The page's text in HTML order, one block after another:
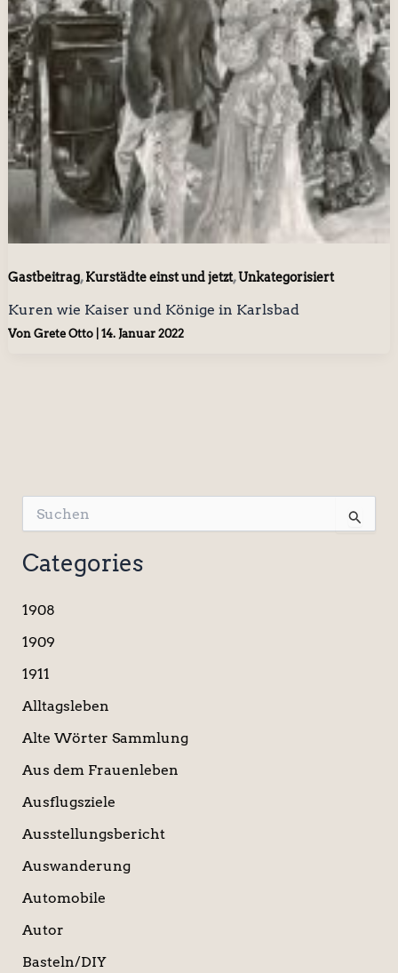
Gastbeitrag,Kurstädte einst und jetzt,Unkategorisiert
Kuren wie Kaiser und Könige in Karlsbad
Von Grete Otto 14. Januar 2022
u
c
h
n
a
h
Categories
1908
1909
1911
Alltagsleben
Alte Wörter Sammlung
Aus dem Frauenleben
Ausflugsziele
Ausstellungsbericht
Auswanderung
Automobile
Autor
Basteln/DIY